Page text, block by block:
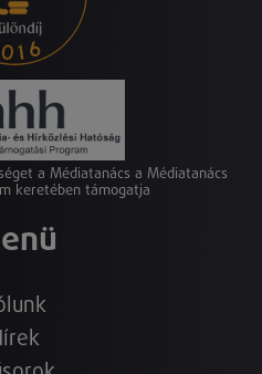
a Médiatanács a Médiatanács
keretében támogatja